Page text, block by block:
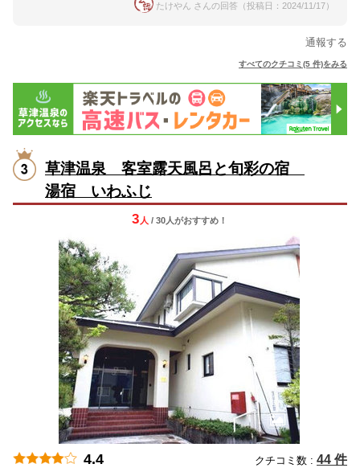
たけやん さんの回答（投稿日：2024/11/17）
通報する
すべてのクチコミ(5 件)をみる
草津温泉 客室露天風呂と旬彩の宿
湯宿 いわふじ
3 人 / 30人がおすすめ！
4.4 クチコミ数 : 44 件